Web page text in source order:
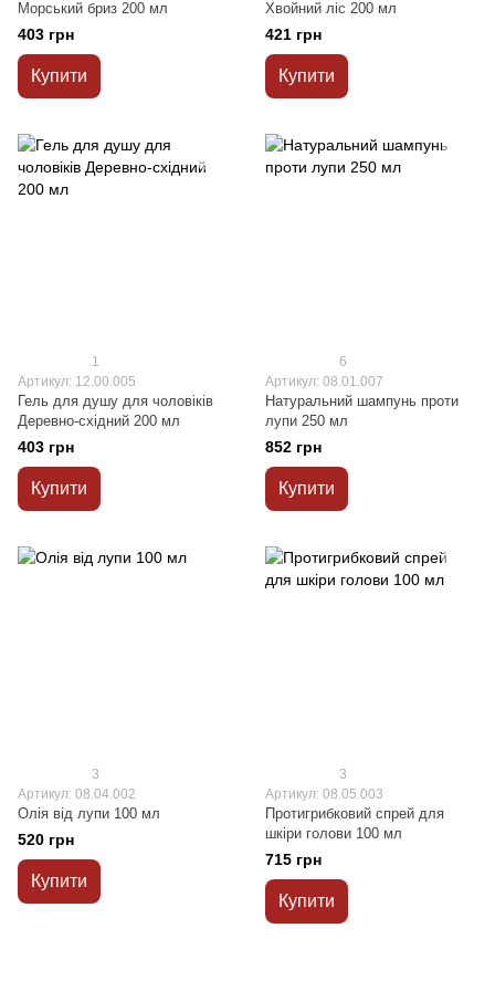
Морський бриз 200 мл
403 грн
Купити
Хвойний ліс 200 мл
421 грн
Купити
1
Артикул: 12.00.005
Гель для душу для чоловіків
Деревно-східний 200 мл
403 грн
Купити
6
Артикул: 08.01.007
Натуральний шампунь проти
лупи 250 мл
852 грн
Купити
3
Артикул: 08.04.002
Олія від лупи 100 мл
520 грн
Купити
3
Артикул: 08.05.003
Протигрибковий спрей для
шкіри голови 100 мл
715 грн
Купити